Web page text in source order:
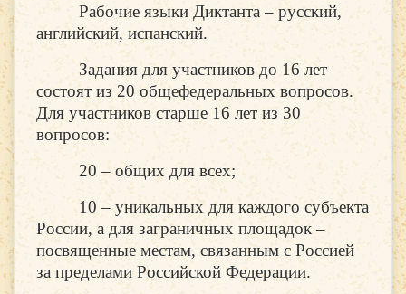
Рабочие языки Диктанта – русский,
английский, испанский.
Задания для участников до 16 лет
состоят из 20 общефедеральных вопросов.
Для участников старше 16 лет из 30
вопросов:
20 – общих для всех;
10 – уникальных для каждого субъекта
России, а для заграничных площадок –
посвященные местам, связанным с Россией
за пределами Российской Федерации.